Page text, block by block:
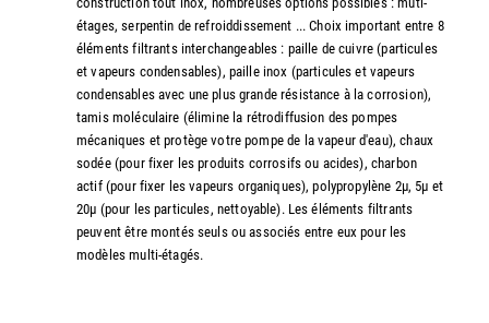
étages, serpentin de refroiddissement ... Choix important entre 8
éléments filtrants interchangeables : paille de cuivre (particules
et vapeurs condensables), paille inox (particules et vapeurs
condensables avec une plus grande résistance à la corrosion),
tamis moléculaire (élimine la rétrodiffusion des pompes
mécaniques et protège votre pompe de la vapeur d'eau), chaux
sodée (pour fixer les produits corrosifs ou acides), charbon
actif (pour fixer les vapeurs organiques), polypropylène 2µ, 5µ et
20µ (pour les particules, nettoyable). Les éléments filtrants
peuvent être montés seuls ou associés entre eux pour les
modèles multi-étagés.